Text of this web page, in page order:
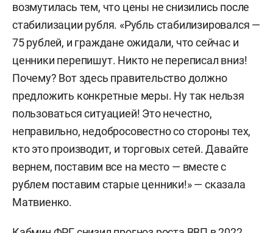
возмутилась тем, что цены не снизились после
стабилизации рубля. «Рубль стабилизировался —
75 рублей, и граждане ожидали, что сейчас и
ценники перепишут. Никто не переписал вниз!
Почему? Вот здесь правительство должно
предложить конкретные меры. Ну так нельзя
пользоваться ситуацией! Это нечестно,
неправильно, недобросовестно со стороны тех,
кто это производит, и торговых сетей. Давайте
вернем, поставим все на место — вместе с
рублем поставим старые ценники!» — сказала
Матвиенко.